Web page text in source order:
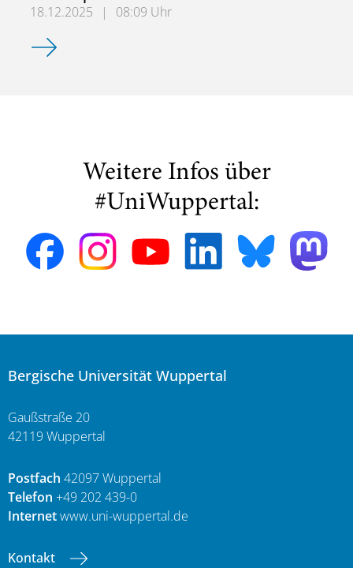
18.12.2025 |
08:09 Uhr
Best Paper Award
Weitere Infos über
#UniWuppertal:
Bergische Universität Wuppertal
Gaußstraße 20
42119 Wuppertal
Postfach 42097 Wuppertal
Telefon +49 202 439-0
Internetwww.uni-wuppertal.de
Kontakt